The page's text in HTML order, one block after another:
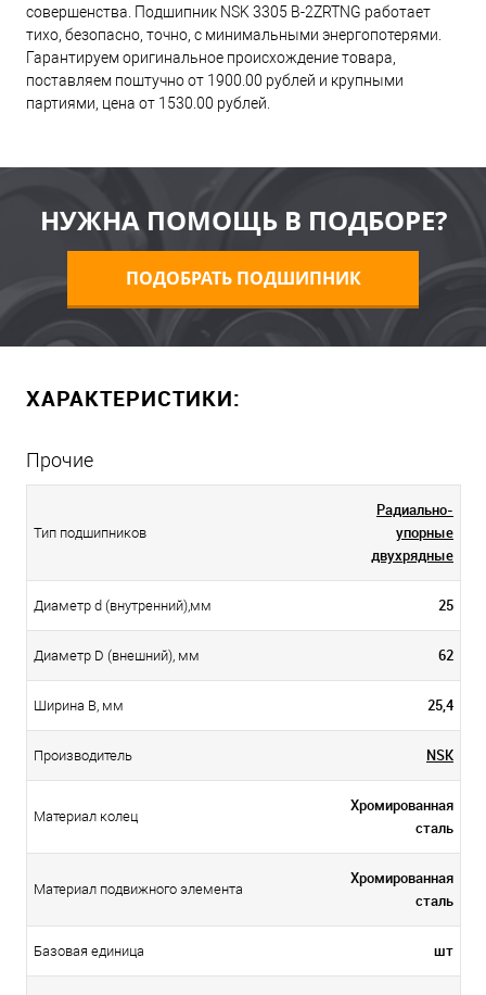
совершенства. Подшипник NSK 3305 B-2ZRTNG работает
тихо, безопасно, точно, с минимальными энергопотерями.
Гарантируем оригинальное происхождение товара,
поставляем поштучно от 1900.00 рублей и крупными
партиями, цена от 1530.00 рублей.
НУЖНА ПОМОЩЬ В ПОДБОРЕ?
ПОДОБРАТЬ ПОДШИПНИК
ХАРАКТЕРИСТИКИ:
Прочие
Тип подшипников
Радиально-
упорные
двухрядные
Диаметр d (внутренний),мм 25
Диаметр D (внешний), мм 62
Ширина B, мм 25,4
Производитель NSK
Материал колец
Хромированная
сталь
Материал подвижного элемента
Хромированная
сталь
Базовая единица шт